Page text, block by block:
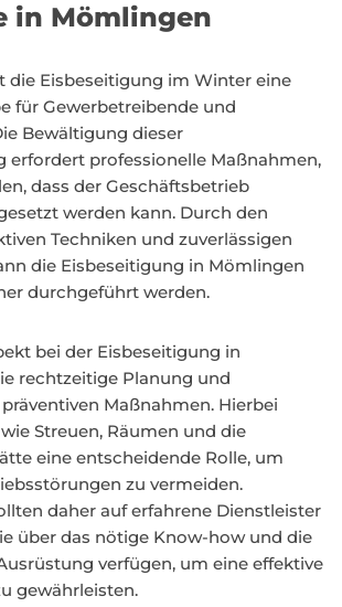
in Mömlingen
die Eisbeseitigung im Winter eine
für Gewerbetreibende und
Bewältigung dieser
erfordert professionelle Maßnahmen,
dass der Geschäftsbetrieb
werden kann. Durch den
Techniken und zuverlässigen
die Eisbeseitigung in Mömlingen
durchgeführt werden.
bei der Eisbeseitigung in
rechtzeitige Planung und
Maßnahmen. Hierbei
Streuen, Räumen und die
eine entscheidende Rolle, um
zu vermeiden.
daher auf erfahrene Dienstleister
über das nötige Know-how und die
verfügen, um eine effektive
gewährleisten.